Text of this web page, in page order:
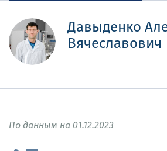
Давыденко
Вячеславович
По данным на 01.12.2023